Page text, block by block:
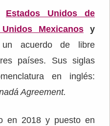
Estados Unidos de
Mexicanosy
acuerdo de libre
países. Sus siglas
en inglés:
Agreement.
en 2018 y puesto en